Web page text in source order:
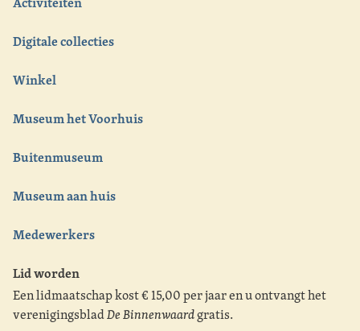
Digitale collecties
Winkel
Museum het Voorhuis
Buitenmuseum
Museum aan huis
Medewerkers
Lid worden
Een lidmaatschap kost € 15,00 per jaar en u ontvangt het
verenigingsbladDe Binnenwaardgratis.